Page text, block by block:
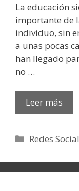
La educación
importante de
individuo, sin
a unas pocas
han llegado
no …
Leer más
Categorías
Redes